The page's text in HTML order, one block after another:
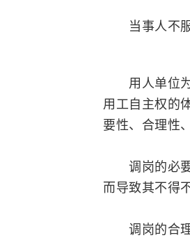
当事人不服
用人单位
用工自主权的
要性、合理性
调岗的必要
而导致其不得
调岗的合理